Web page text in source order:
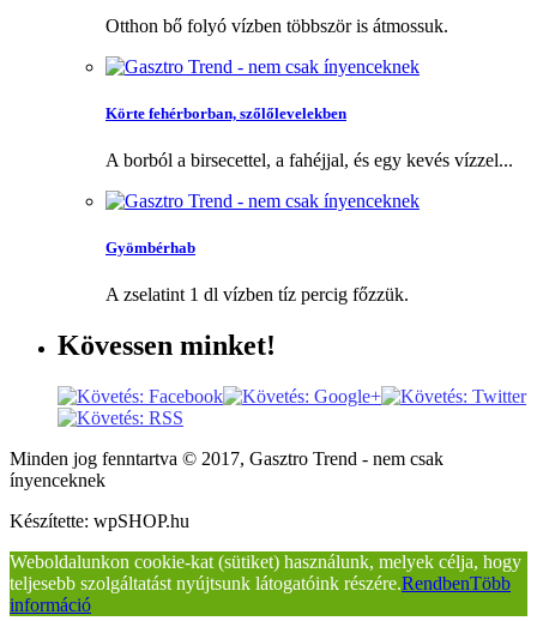
Otthon bő folyó vízben többször is átmossuk.
Körte fehérborban, szőlőlevelekben
A borból a birsecettel, a fahéjjal, és egy kevés vízzel...
Gyömbérhab
A zselatint 1 dl vízben tíz percig főzzük.
Kövessen minket!
Minden jog fenntartva © 2017, Gasztro Trend - nem csak
ínyenceknek
Készítette: wpSHOP.hu
Weboldalunkon cookie-kat (sütiket) használunk, melyek célja, hogy
teljesebb szolgáltatást nyújtsunk látogatóink részére.RendbenTöbb
információ